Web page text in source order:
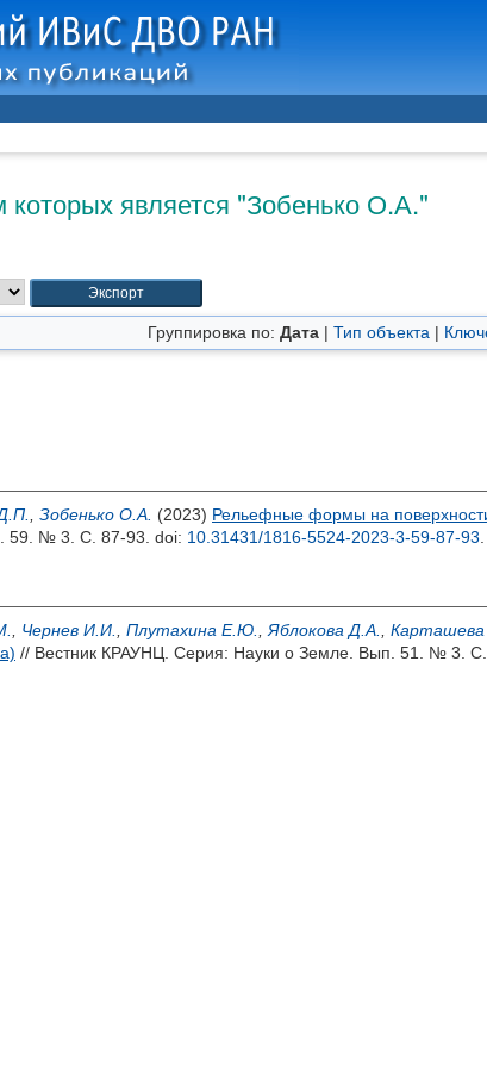
является "Зобенько О.А."
Группировка по: Дата | Тип объекта |
Зобенько О.А. (2023) Рельефные формы на
59. № 3. С. 87-93. doi: 10.31431/1816-5524-2023-3-59-87-93
Чернев И.И. Плутахина Е.Ю. Яблокова Д.А. Карташева
// Вестник КРАУНЦ. Серия: Науки о Земле. Вып. 51. № 3. С.